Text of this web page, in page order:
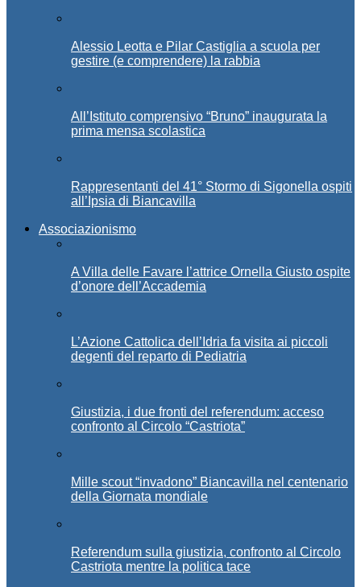
Alessio Leotta e Pilar Castiglia a scuola per
gestire (e comprendere) la rabbia
All’Istituto comprensivo “Bruno” inaugurata la
prima mensa scolastica
Rappresentanti del 41° Stormo di Sigonella ospiti
all’Ipsia di Biancavilla
Associazionismo
A Villa delle Favare l’attrice Ornella Giusto ospite
d’onore dell’Accademia
L’Azione Cattolica dell’Idria fa visita ai piccoli
degenti del reparto di Pediatria
Giustizia, i due fronti del referendum: acceso
confronto al Circolo “Castriota”
Mille scout “invadono” Biancavilla nel centenario
della Giornata mondiale
Referendum sulla giustizia, confronto al Circolo
Castriota mentre la politica tace